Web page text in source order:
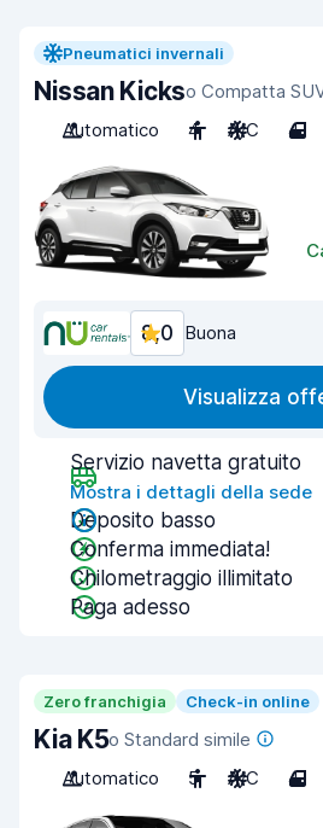
Pneumatici invernali
Nissan Kickso Compatta
Automatico
4 A/C 4
8,0 Buona
Visualizza
Servizio navetta gratuito
Mostra i dettagli della sede
Deposito basso
Conferma immediata!
Chilometraggio illimitato
Paga adesso
Zero franchigia Check-in online
Kia K5o Standard simile
Automatico
5 A/C 4